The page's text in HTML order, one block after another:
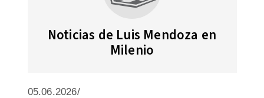
Noticias de Luis Mendoza en
Milenio
05.06.2026/